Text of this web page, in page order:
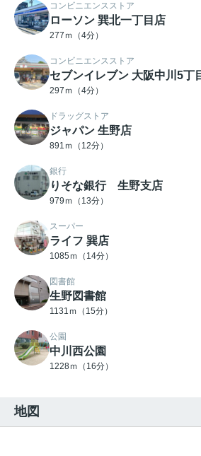
コンビニエンスストア
ローソン 巽北一丁目店
277ｍ（4分）
コンビニエンスストア
セブンイレブン 大阪中川5丁
297ｍ（4分）
ドラッグストア
ジャパン 生野店
891ｍ（12分）
銀行
りそな銀行 生野支店
979ｍ（13分）
スーパー
ライフ 巽店
1085ｍ（14分）
図書館
生野図書館
1131ｍ（15分）
公園
中川西公園
1228ｍ（16分）
地図